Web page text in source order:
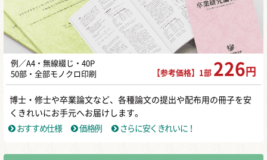
例／A4・無線綴じ・40P
50部・全部モノクロ印刷
【参考価格】1部 226 円
博士・修士や卒業論文など、各種論文の提出や配布用の冊子を安
くきれいにお手元へお届けします。
おすすめ仕様
価格例 さらに安くきれいに！